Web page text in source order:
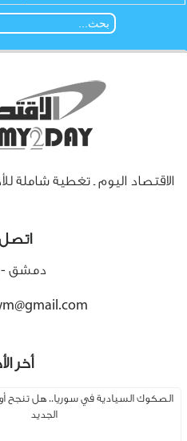
الاقتصاد اليوم ـ تغطية شاملة
اتصل
دمشق -
أخر
الصكوك السيادية في سوريا.. هل تنجح
الجديد